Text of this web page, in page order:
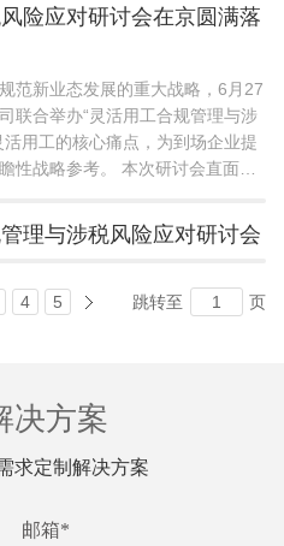
险应对研讨会在京圆满落
范新业态发展的重大战略，6月27
联合举办“灵活用工合规管理与涉
用工的核心痛点，为到场企业提
性战略参考。 本次研讨会直面企
罗维，深入解析了新经济形态下
到场企业厘清...
理与涉税风险应对研讨会
4 5 跳转至 页
决方案
求定制解决方案
邮箱*